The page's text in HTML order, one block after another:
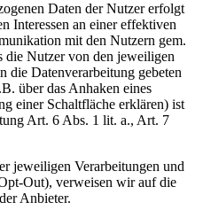
Daten der Nutzer erfolgt
Interessen an einer effektiven
mit den Nutzern gem.
Nutzer von den jeweiligen
Datenverarbeitung gebeten
über das Anhaken eines
einer Schaltfläche erklären) ist
Art. 6 Abs. 1 lit. a., Art. 7
jeweiligen Verarbeitungen und
Out), verweisen wir auf die
Anbieter.